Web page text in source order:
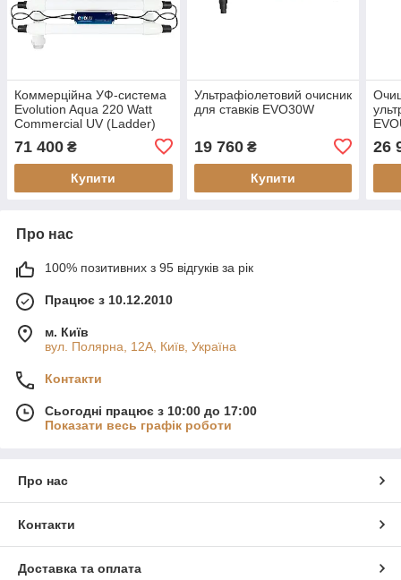
Коммерційна УФ-система
Evolution Aqua 220 Watt
Commercial UV (Ladder)
71 400 ₴
Купити
Ультрафіолетовий очисник
для ставків EVO30W
19 760₴
Купити
26
Про нас
100% позитивних з 95 відгуків за рік
Працює з 10.12.2010
м. Київ
вул. Полярна, 12А, Київ, Україна
Контакти
Сьогодні працює з 10:00 до 17:00
Показати весь графік роботи
Про нас
Контакти
Доставка та оплата